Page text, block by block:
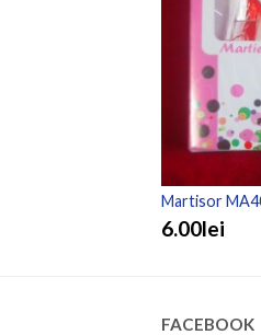
Martisor
6.00lei
FACEBOOK